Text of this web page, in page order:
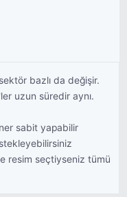
bazlı da değişir.
uzun süredir aynı.
sabit yapabilir
resim seçtiyseniz tümü